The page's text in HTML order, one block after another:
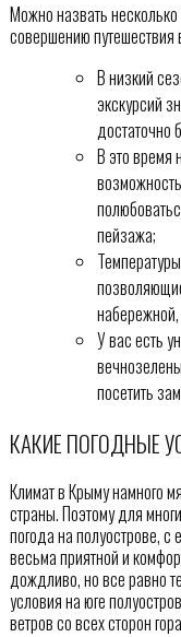
Можно назвать
совершению
В низкий
экскурсий
достаточно
В это время
пейзажа;
У вас есть
посетить
КАКИЕ ПОГОДНЫЕ
Климат в Крыму намного
страны. Поэтому для
погода на полуострове,
весьма приятной и
дождливо, но все равно
условия на юге
ветров со всех сторон